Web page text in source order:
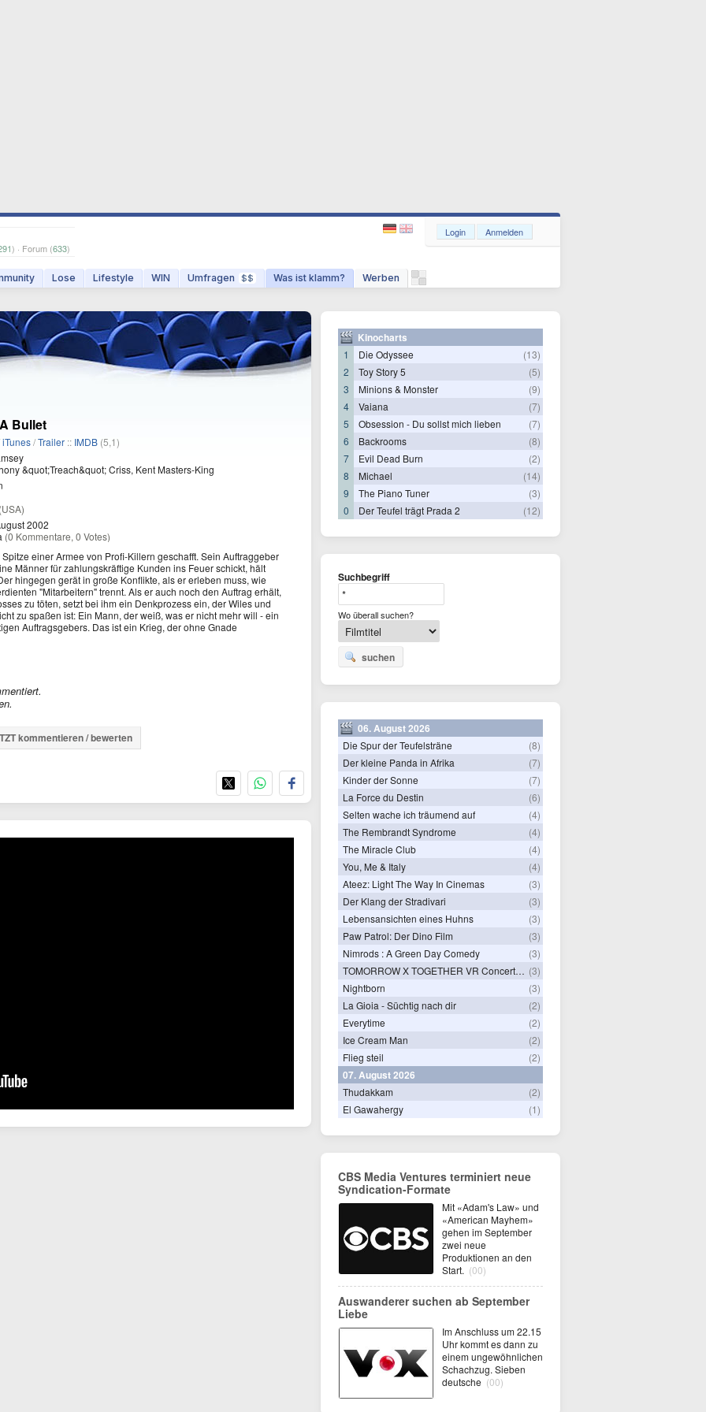
) · Forum (633)
Lose Lifestyle WIN Umfragen $$ Was ist klamm? Werben
Login Anmelden
Bullet
iTunes/Trailer :: IMDB (5,1)
&quot;Treach&quot; Criss, Kent Masters-King
2002
(0 Kommentare, 0 Votes)
einer Armee von Profi-Killern geschafft. Sein Auftraggeber
Männer für zahlungskräftige Kunden ins Feuer schickt, hält
hingegen gerät in große Konflikte, als er erleben muss, wie
"Mitarbeitern" trennt. Als er auch noch den Auftrag erhält,
zu töten, setzt bei ihm ein Denkprozess ein, der Wiles und
zu spaßen ist: Ein Mann, der weiß, was er nicht mehr will - ein
Auftragsgebers. Das ist ein Krieg, der ohne Gnade
kommentieren / bewerten
Kinocharts
1 Die Odyssee
(13)
2
Toy Story 5
(5)
3
Minions & Monster
(9)
4
Vaiana
(7)
5
Obsession - Du sollst mich lieben
(7)
6
Backrooms
(8)
7
Evil Dead Burn
(2)
8
Michael
(14)
9
The Piano Tuner
(3)
0
Der Teufel trägt Prada 2 (12)
Suchbegriff
Wo überall suchen?
suchen
06. August 2026
Die Spur der Teufelsträne
(8)
Der kleine Panda in Afrika
(7)
Kinder der Sonne
(7)
La Force du Destin
(6)
Selten wache ich träumend auf
(4)
The Rembrandt Syndrome
(4)
The Miracle Club
(4)
You, Me & Italy
(4)
Ateez: Light The Way In Cinemas
(3)
Der Klang der Stradivari
(3)
Lebensansichten eines Huhns
(3)
Paw Patrol: Der Dino Film
(3)
Nimrods : A Green Day Comedy
(3)
TOMORROW X TOGETHER VR Concert: Endless Ride (3)
Nightborn
(3)
La Gioia - Süchtig nach dir
(2)
Everytime
(2)
Ice Cream Man
(2)
Flieg steil
(2)
07. August 2026
Thudakkam
(2)
El Gawahergy
(1)
CBS Media Ventures terminiert neue
Syndication-Formate
Mit «Adam's Law» und
«American Mayhem»
gehen im September
zwei neue
Produktionen an den
Start. (00)
Auswanderer suchen ab September
Liebe
Im Anschluss um 22.15
Uhr kommt es dann zu
einem ungewöhnlichen
Schachzug. Sieben
deutsche (00)